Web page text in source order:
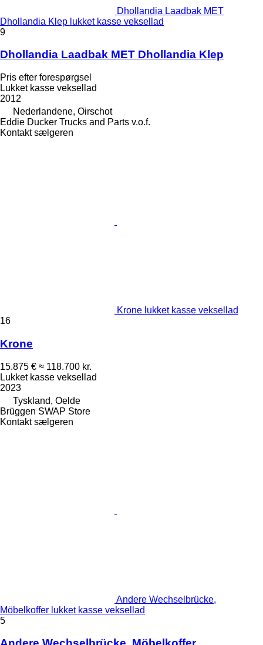
Dhollandia Laadbak MET
Dhollandia Klep lukket kasse veksellad
9
Dhollandia Laadbak MET Dhollandia Klep
Pris efter forespørgsel
Lukket kasse veksellad
2012
Nederlandene, Oirschot
Eddie Ducker Trucks and Parts v.o.f.
Kontakt sælgeren
Krone lukket kasse veksellad
16
Krone
15.875 € ≈ 118.700 kr.
Lukket kasse veksellad
2023
Tyskland, Oelde
Brüggen SWAP Store
Kontakt sælgeren
Andere Wechselbrücke,
Möbelkoffer lukket kasse veksellad
5